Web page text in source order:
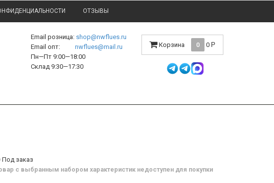
ОТЗЫВЫ
Email розница: shop@nwflues.ru
Email опт: nwflues@mail.ru
Пн—Пт 9:00—18:00
Склад 9:30—17:30
Корзина 0 0 Р
Под заказ
с выбранным набором характеристик недоступен для покупки